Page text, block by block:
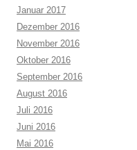
Januar 2017
Dezember 2016
November 2016
Oktober 2016
September 2016
August 2016
Juli 2016
Juni 2016
Mai 2016